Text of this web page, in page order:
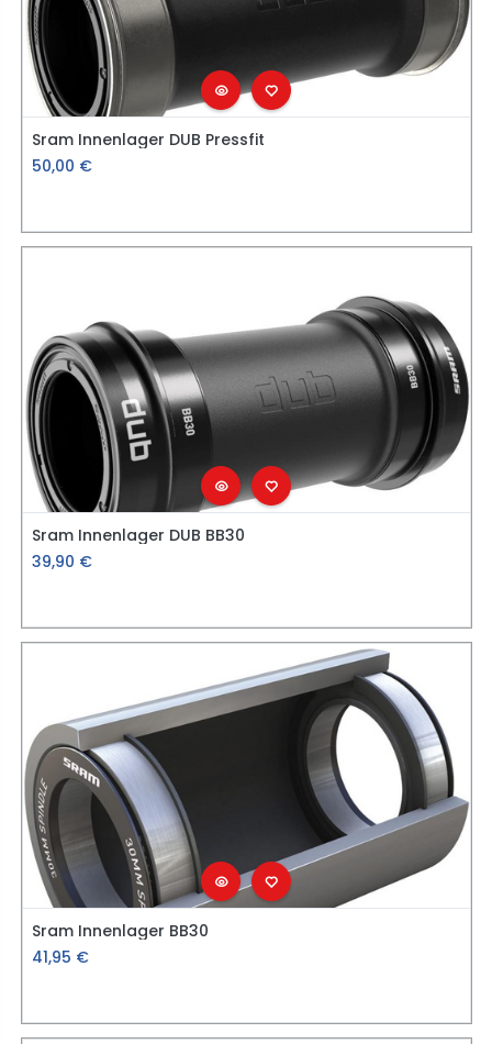
Sram Innenlager DUB Pressfit
50,00 €
Sram Innenlager DUB BB30
39,90 €
Sram Innenlager BB30
41,95 €